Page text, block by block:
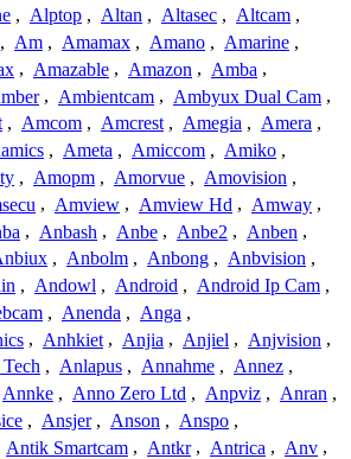
, Alptop , Altan , Altasec , Altcam ,
, Am , Amamax , Amano , Amarine ,
, Amazable , Amazon , Amba ,
, Ambientcam , Ambyux Dual Cam ,
, Amcom , Amcrest , Amegia , Amera ,
, Ameta , Amiccom , Amiko ,
, Amopm , Amorvue , Amovision ,
, Amview , Amview Hd , Amway ,
, Anbash , Anbe , Anbe2 , Anben ,
, Anbolm , Anbong , Anbvision ,
, Andowl , Android , Android Ip Cam ,
, Anenda , Anga ,
, Anhkiet , Anjia , Anjiel , Anjvision ,
, Anlapus , Annahme , Annez ,
Annke , Anno Zero Ltd , Anpviz , Anran ,
, Ansjer , Anson , Anspo ,
Antik Smartcam , Antkr , Antrica , Anv ,